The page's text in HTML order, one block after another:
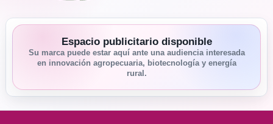
Espacio publicitario disponible
Su marca puede estar aquí ante una audiencia interesada
en innovación agropecuaria, biotecnología y energía
rural.